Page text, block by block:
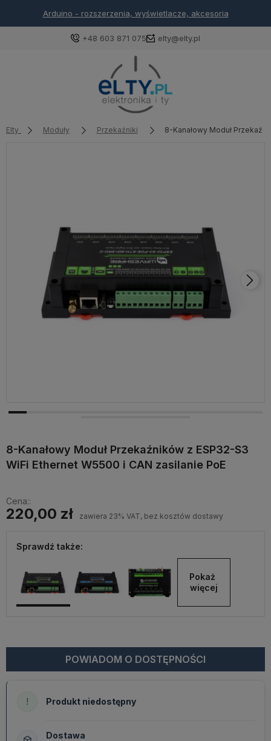
Arduino - rozszerzenia, wyświetlacze, akcesoria
+48 603 871 075 elty@elty.pl
Elty Moduły Przekaźniki 8-Kanałowy Moduł
8-Kanałowy Moduł Przekaźników z ESP32-S3
WiFi Ethernet W5500 i CAN zasilanie PoE
Cena::
220,00 zł zawiera 23% VAT, bez kosztów dostawy
Sprawdź także:
Pokaż
więcej
POWIADOM O DOSTĘPNOŚCI
! Produkt niedostępny
Dostawa